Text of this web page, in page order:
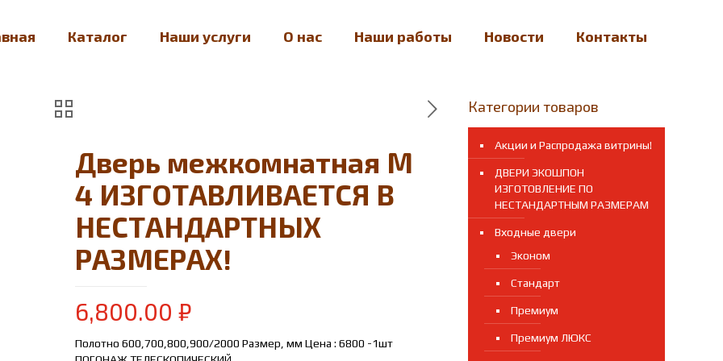
Каталог Наши услуги О нас Наши работы Новости Контакты
Дверь межкомнатная М
4 ИЗГОТАВЛИВАЕТСЯ В
НЕСТАНДАРТНЫХ
РАЗМЕРАХ!
6,800.00₽
Полотно 600,700,800,900/2000 Размер, мм Цена : 6800 -1шт
Категории товаров
Акции и Распродажа витрины!
ДВЕРИ ЭКОШПОН
ИЗГОТОВЛЕНИЕ ПО
НЕСТАНДАРТНЫМ РАЗМЕРАМ
Входные двери
Эконом
Стандарт
Премиум
Премиум ЛЮКС